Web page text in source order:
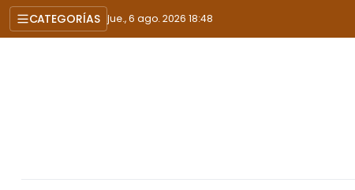
CATEGORÍAS jue., 6 ago. 2026 18:48